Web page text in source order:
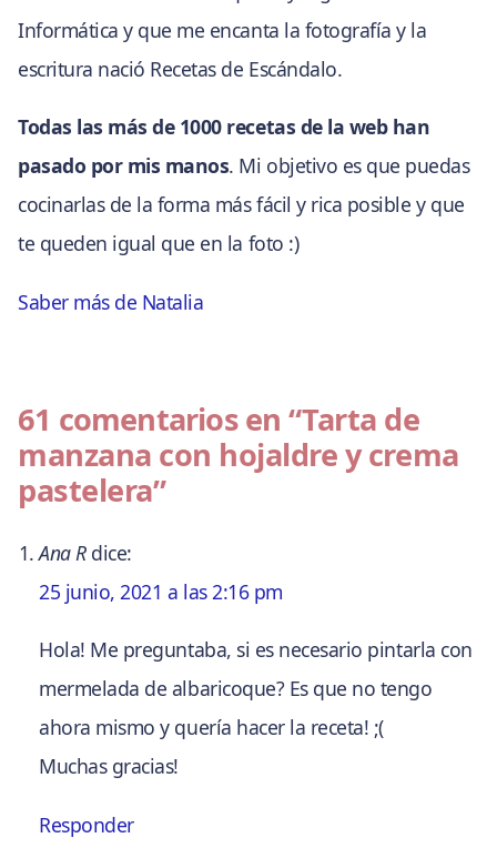
Informática y que me encanta la fotografía y la
escritura nació Recetas de Escándalo.
Todas las más de 1000 recetas de la web han
pasado por mis manos. Mi objetivo es que puedas
cocinarlas de la forma más fácil y rica posible y que
te queden igual que en la foto :)
Saber más de Natalia
61 comentarios en “Tarta de
manzana con hojaldre y crema
pastelera”
Ana R dice:
25 junio, 2021 a las 2:16 pm
Hola! Me preguntaba, si es necesario pintarla con
mermelada de albaricoque? Es que no tengo
ahora mismo y quería hacer la receta! ;(
Muchas gracias!
Responder